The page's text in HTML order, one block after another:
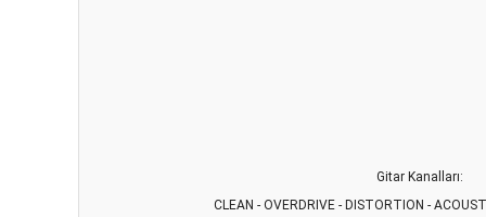
Gitar Kanalları:
CLEAN - OVERDRIVE - DISTORTION -